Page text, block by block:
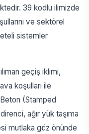
39 kodlu ilimizde
ve sektörel
sistemler
geçiş iklimi,
koşulları ile
(Stamped
ağır yük taşıma
mutlaka göz önünde